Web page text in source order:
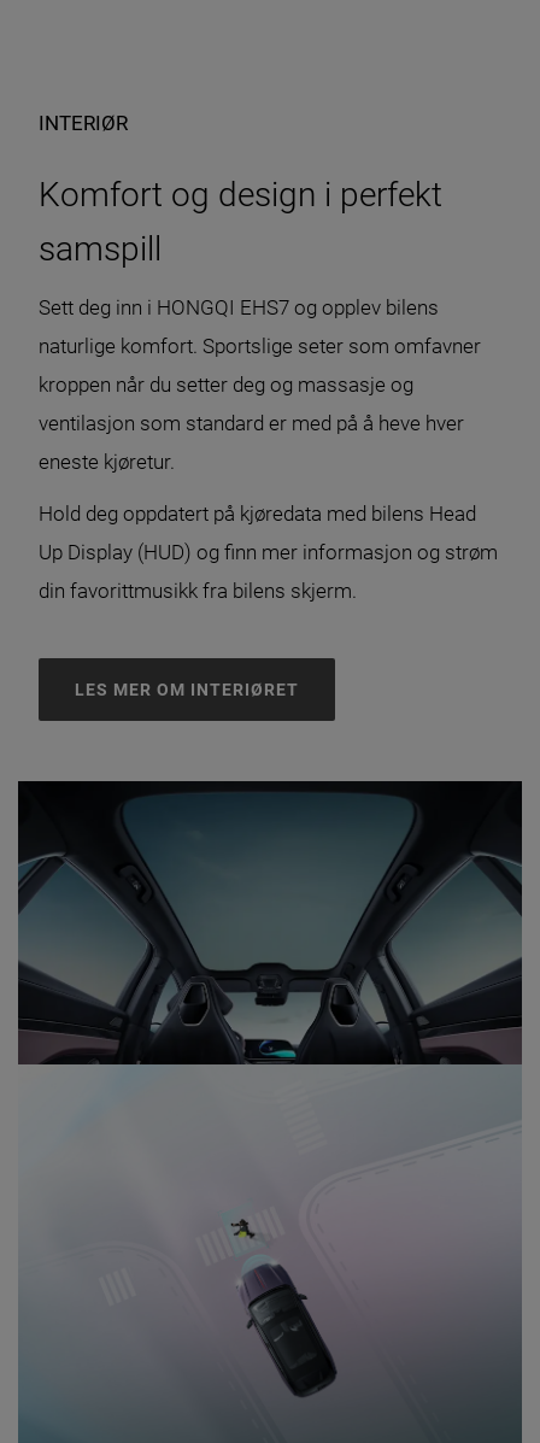
INTERIØR
Komfort og design i perfekt
samspill
Sett deg inn i HONGQI EHS7 og opplev bilens
naturlige komfort. Sportslige seter som omfavner
kroppen når du setter deg og massasje og
ventilasjon som standard er med på å heve hver
eneste kjøretur.
Hold deg oppdatert på kjøredata med bilens Head
Up Display (HUD) og finn mer informasjon og strøm
din favorittmusikk fra bilens skjerm.
LES MER OM INTERIØRET